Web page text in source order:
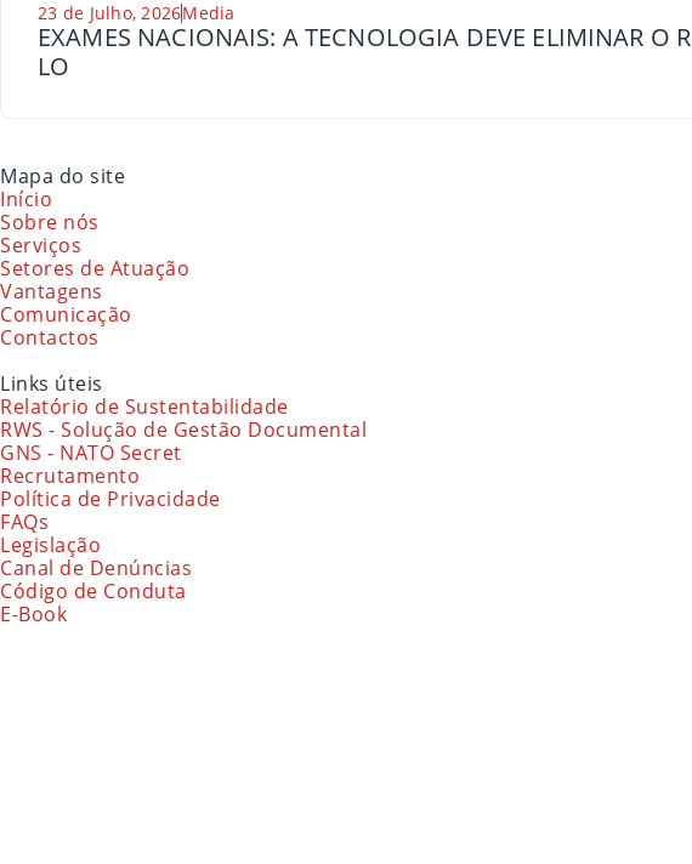
23 de Julho, 2026Media
EXAMES NACIONAIS: A TECNOLOGIA DEVE ELIMINAR O
LO
Mapa do site
Início
Sobre nós
Serviços
Setores de Atuação
Vantagens
Comunicação
Contactos
Links úteis
Relatório de Sustentabilidade
RWS - Solução de Gestão Documental
GNS - NATO Secret
Recrutamento
Política de Privacidade
FAQs
Legislação
Canal de Denúncias
Código de Conduta
E-Book